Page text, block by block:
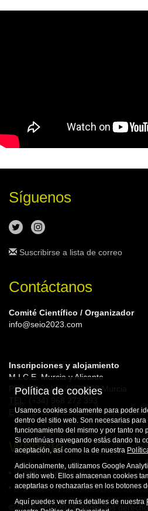
Síguenos
Suscribirse a lista de correo
Contáctanos
Comité Científico / Organizador
info@seio2023.com
Inscripciones y alojamiento
M.I.C.E. Murcia y Alicante
Plaza Circular, 4 | 30008 Murcia
E-MAIL: congresosA10@viajeseci.es
Website
Condiciones de uso
Política de privacidad
© 2026 SEIO2023. Todos los
Política de cookies
Usamos cookies solamente para poder
dentro del sitio web. Son necesarias para
funcionamiento del mismo y por tanto no
Si continúas navegando estás dando tu
aceptación, así como la de nuestra
Adicionalmente, utilizamos Google
del sitio web. Ellos almacenan cookies
aceptarlas o rechazarlas en los botones
Aquí puedes ver más detalles de nuestra